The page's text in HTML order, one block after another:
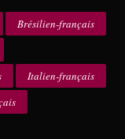
Brésilien-français
Italien-français